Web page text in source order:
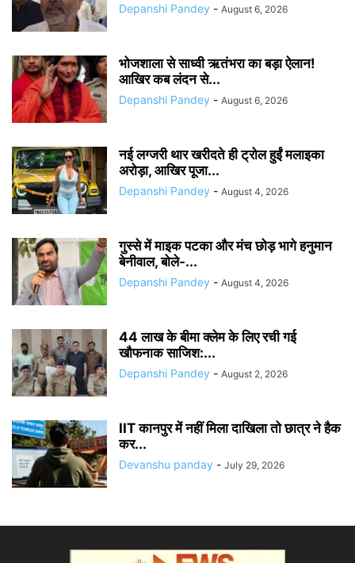
Depanshi Pandey - August 6, 2026
भोजशाला से साध्वी ऋतंभरा का बड़ा ऐलान!
आखिर कब लंदन से...
Depanshi Pandey - August 6, 2026
नई लग्जरी थार खरीदते ही ट्रोल हुईं मलाइका
अरोड़ा, आखिर पूजा...
Depanshi Pandey - August 4, 2026
गुस्से में माइक पटका और मंच छोड़ भागे हनुमान
बेनीवाल, बोले-...
Depanshi Pandey - August 4, 2026
44 लाख के बीमा क्लेम के लिए रची गई
खौफनाक साजिश:...
Depanshi Pandey - August 2, 2026
IIT कानपुर में नहीं मिला दाखिला तो छात्र ने हैक
कर...
Devanshu panday - July 29, 2026